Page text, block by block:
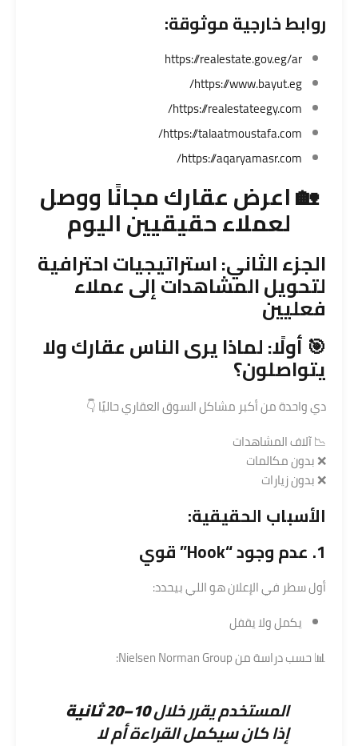
روابط خارجية موثوقة:
https://realestate.gov.eg/ar
https://www.bayut.eg/
https://realestateegy.com/
https://talaatmoustafa.com/
https://aqaryamasr.com/
🏡 اعرض عقارك مجانًا ووصل
لعملاء حقيقيين اليوم
الجزء الثاني: استراتيجيات احترافية
لتحويل المشاهدات إلى عملاء
فعليين
🎯 أولًا: لماذا يرى الناس عقارك ولا
يتواصلون؟
دي واحدة من أكبر مشاكل السوق العقاري حاليًا 👇
📉 آلاف المشاهدات
❌ بدون مكالمات
❌ بدون زيارات
الأسباب الحقيقية:
1. عدم وجود “Hook” قوي
أول سطر في الإعلان هو اللي بيحدد:
يكمل ولا يقفل
📊 حسب دراسة منNielsen Norman Group
:
المستخدم يقرر خلال10–20 ثانية
إذا كان سيكمل القراءة أم لا